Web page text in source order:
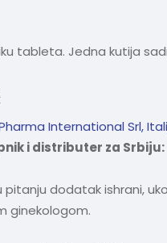
tableta. Jedna kutija
Pharma International Srl,
i distributer za Srbiju:
pitanju dodatak ishrani,
ginekologom.